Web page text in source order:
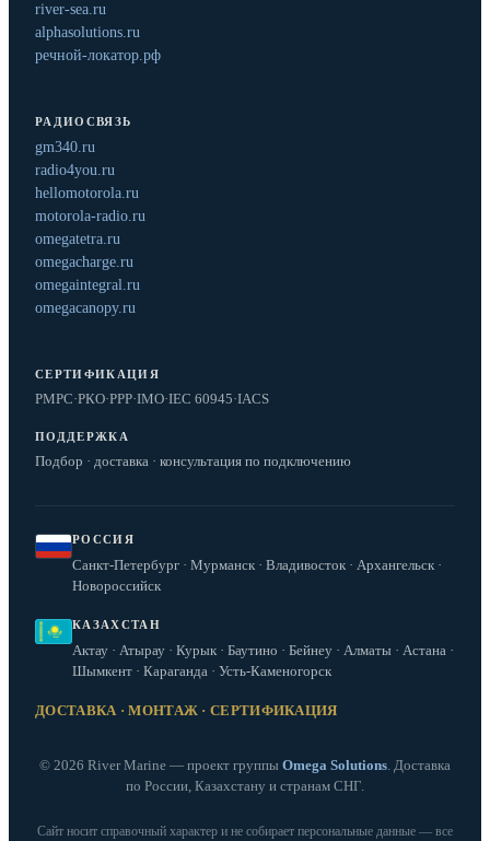
river-sea.ru
alphasolutions.ru
речной-локатор.рф
РАДИОСВЯЗЬ
gm340.ru
radio4you.ru
hellomotorola.ru
motorola-radio.ru
omegatetra.ru
omegacharge.ru
omegaintegral.ru
omegacanopy.ru
СЕРТИФИКАЦИЯ
РМРС·РКО·РРР·IMO·IEC 60945·IACS
ПОДДЕРЖКА
Подбор · доставка · консультация по подключению
РОССИЯ
Санкт-Петербург · Мурманск · Владивосток · Архангельск ·
Новороссийск
КАЗАХСТАН
Актау · Атырау · Курык · Баутино · Бейнеу · Алматы · Астана ·
Шымкент · Караганда · Усть-Каменогорск
ДОСТАВКА · МОНТАЖ · СЕРТИФИКАЦИЯ
© 2026 River Marine — проект группы Omega Solutions. Доставка
по России, Казахстану и странам СНГ.
Сайт носит справочный характер и не собирает персональные данные — все